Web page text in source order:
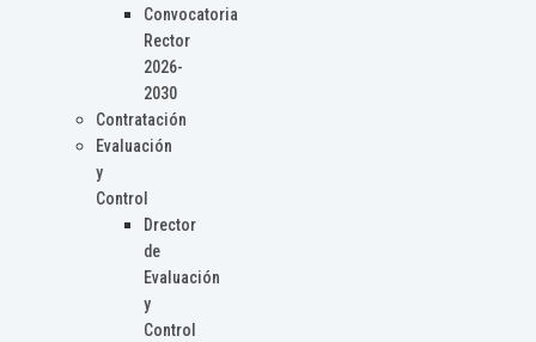
Convocatoria
Rector
2026-
2030
Contratación
Evaluación
y
Control
Drector
de
Evaluación
y
Control